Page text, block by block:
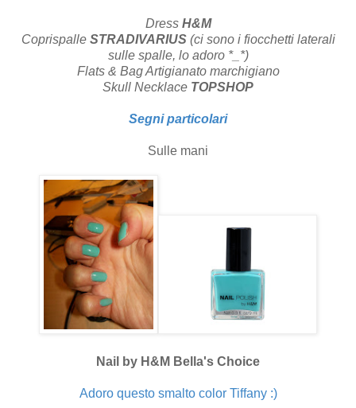
Dress H&M
Coprispalle STRADIVARIUS (ci sono i fiocchetti laterali
sulle spalle, lo adoro *_*)
Flats & Bag Artigianato marchigiano
Skull Necklace TOPSHOP
Segni particolari
Sulle mani
Nail by H&M Bella's Choice
Adoro questo smalto color Tiffany :)